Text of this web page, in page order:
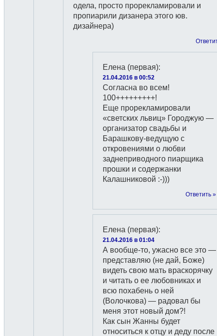
одела, просто прорекламировали и
пропиарили дизанера этого юв.
дизайнера)
Елена (первая):
21.04.2016 в 00:52
Согласна во всем!
100+++++++++!
Еще прорекламировали
«светских львиц» Городжую —
организатор свадьбы и
Барашкову-ведущую с
откровениями о любви
заднеприводного пиарщика
прошки и содержанки
Калашниковой :-)))
Ответить »
Елена (первая):
21.04.2016 в 01:04
А вообще-то, ужасно все это —
представляю (не дай, Боже)
видеть свою мать враскорячку
и читать о ее любовниках и
всю похабень о ней
(Волочкова) — радовал бы
меня этот новый дом?!
Как сын Жанны будет
относиться к отцу и деду после